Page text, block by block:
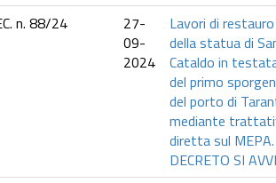
n. 88/24
27-
09-
2024
Lavori di restauro
della statua di
Cataldo in
del primo
del porto di
mediante
diretta sul MEPA.
DECRETO SI